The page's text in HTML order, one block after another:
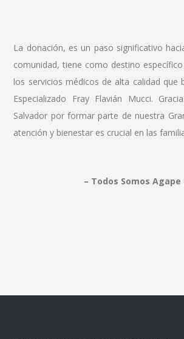
La donación, es un paso significativo
comunidad, tiene como destino
los servicios médicos de alta calidad que
Especializado Fray Flavián Mucci.
Salvador por formar parte de nuestra
atención y bienestar es crucial en las
– Todos Somos Agape